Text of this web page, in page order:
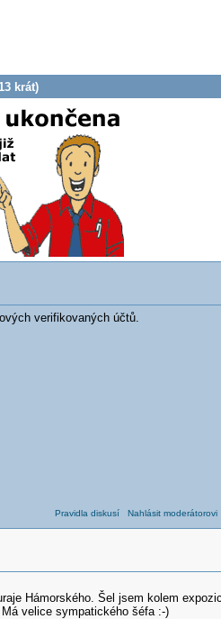
krát)
verifikovaných účtů.
Pravidla diskusí Nahlásit moderátorovi
Hámorského. Šel jsem kolem
velice sympatického šéfa :-)